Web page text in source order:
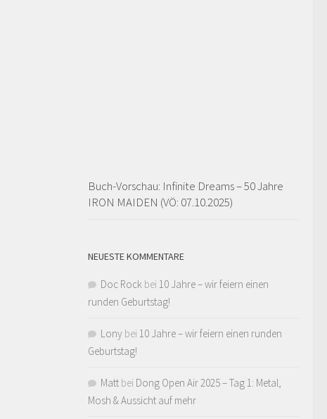
Buch-Vorschau: Infinite Dreams – 50 Jahre
IRON MAIDEN (VÖ: 07.10.2025)
NEUESTE KOMMENTARE
Doc Rock bei 10 Jahre – wir feiern einen
runden Geburtstag!
Lony bei 10 Jahre – wir feiern einen runden
Geburtstag!
Matt bei Dong Open Air 2025 – Tag 1: Metal,
Mosh & Aussicht auf mehr